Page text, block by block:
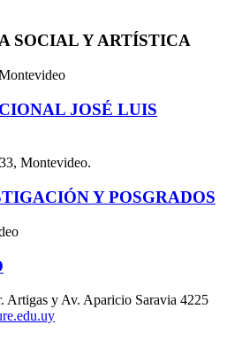
SOCIAL Y ARTÍSTICA
JOSÉ LUIS
Montevideo.
Y POSGRADOS
Artigas y Av. Aparicio Saravia 4225